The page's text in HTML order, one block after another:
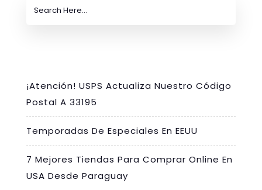
¡Atención! USPS Actualiza Nuestro Código
Postal A 33195
Temporadas De Especiales En EEUU
7 Mejores Tiendas Para Comprar Online En
USA Desde Paraguay